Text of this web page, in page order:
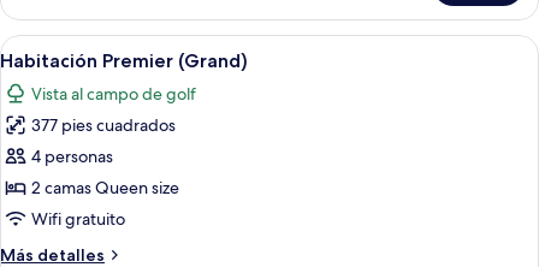
golf,
en
el
área
del
jardín
familiar,
habitaciones,
al
campo
golf,
en
el
área
del
Abrir
todas
las
fotos
de
Habitación
Premier
Habitación de hotel moderna con
7
Habitación Premier (Grand)
Vista al campo de golf
377 pies cuadrados
4 personas
2 camas Queen size
Wifi gratuito
Más detalles
Más